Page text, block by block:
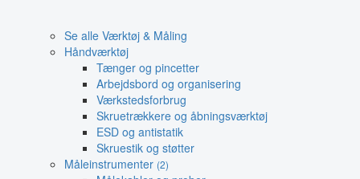
Se alle Værktøj & Måling
Håndværktøj
Tænger og pincetter
Arbejdsbord og organisering
Værkstedsforbrug
Skruetrækkere og åbningsværktøj
ESD og antistatik
Skruestik og støtter
Måleinstrumenter (2)